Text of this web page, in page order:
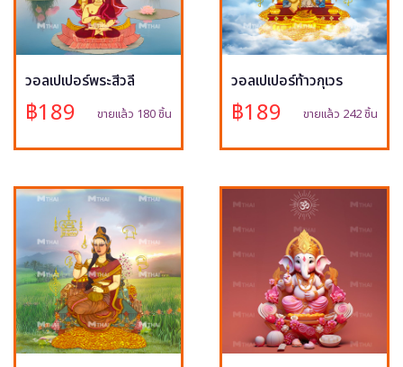
วอลเปเปอร์พระสีวลี
฿189 ขายแล้ว 180 ชิ้น
วอลเปเปอร์ท้าวกุเวร
฿189 ขายแล้ว 242 ชิ้น